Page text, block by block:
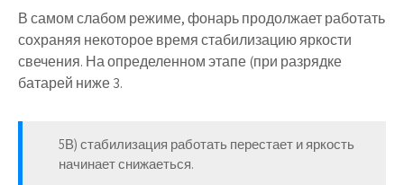
В самом слабом режиме, фонарь продолжает работать
сохраняя некоторое время стабилизацию яркости
свечения. На определенном этапе (при разрядке
батарей ниже 3.
5В) стабилизация работать перестает и яркость
начинает снижаеться.